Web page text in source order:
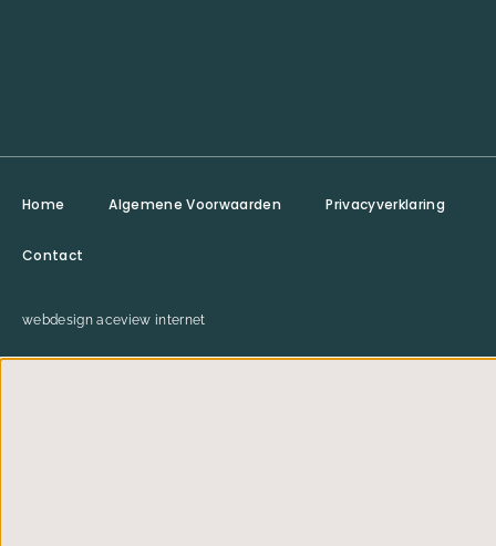
webdesign aceview internet
Home Algemene Voorwaarden Privacyverklaring
Contact